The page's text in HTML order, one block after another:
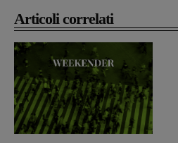
Articoli correlati